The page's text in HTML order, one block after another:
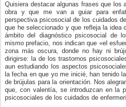
Quisiera destacar algunas frases que los
obra y que me van a guiar para
perspectiva psicosocial de los cuidados
que he seleccionado y que refleja la idea
ámbito del diagnóstico psicosocial de
mismo prefacio, nos indican que «el
zona más oscura, donde no hay ni
dirigirse: la de los trastornos
aun estudiando los aspectos
la fecha en que yo me inicié, han tenido
de brújulas para la orientación. Nos
que, con valentía, se introduzcan en la
psicosociales de los cuidados de